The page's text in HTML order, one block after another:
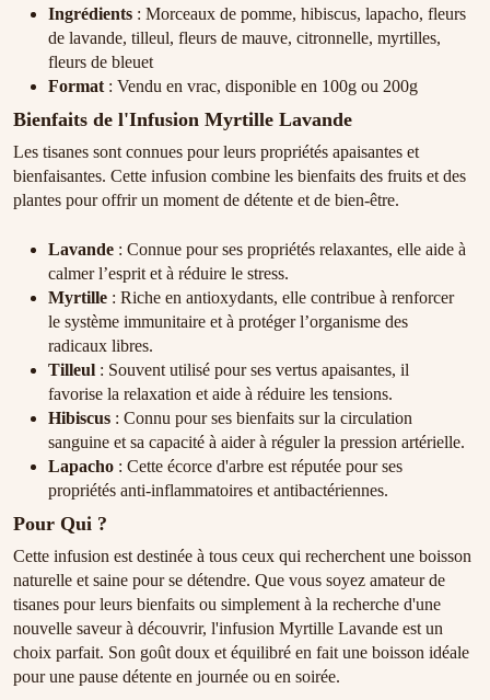
Ingrédients : Morceaux de pomme, hibiscus, lapacho, fleurs
de lavande, tilleul, fleurs de mauve, citronnelle, myrtilles,
fleurs de bleuet
Format : Vendu en vrac, disponible en 100g ou 200g
Bienfaits de l'Infusion Myrtille Lavande
Les tisanes sont connues pour leurs propriétés apaisantes et
bienfaisantes. Cette infusion combine les bienfaits des fruits et des
plantes pour offrir un moment de détente et de bien-être.
Lavande : Connue pour ses propriétés relaxantes, elle aide à
calmer l’esprit et à réduire le stress.
Myrtille : Riche en antioxydants, elle contribue à renforcer
le système immunitaire et à protéger l’organisme des
radicaux libres.
Tilleul : Souvent utilisé pour ses vertus apaisantes, il
favorise la relaxation et aide à réduire les tensions.
Hibiscus : Connu pour ses bienfaits sur la circulation
sanguine et sa capacité à aider à réguler la pression artérielle.
Lapacho : Cette écorce d'arbre est réputée pour ses
propriétés anti-inflammatoires et antibactériennes.
Pour Qui ?
Cette infusion est destinée à tous ceux qui recherchent une boisson
naturelle et saine pour se détendre. Que vous soyez amateur de
tisanes pour leurs bienfaits ou simplement à la recherche d'une
nouvelle saveur à découvrir, l'infusion Myrtille Lavande est un
choix parfait. Son goût doux et équilibré en fait une boisson idéale
pour une pause détente en journée ou en soirée.